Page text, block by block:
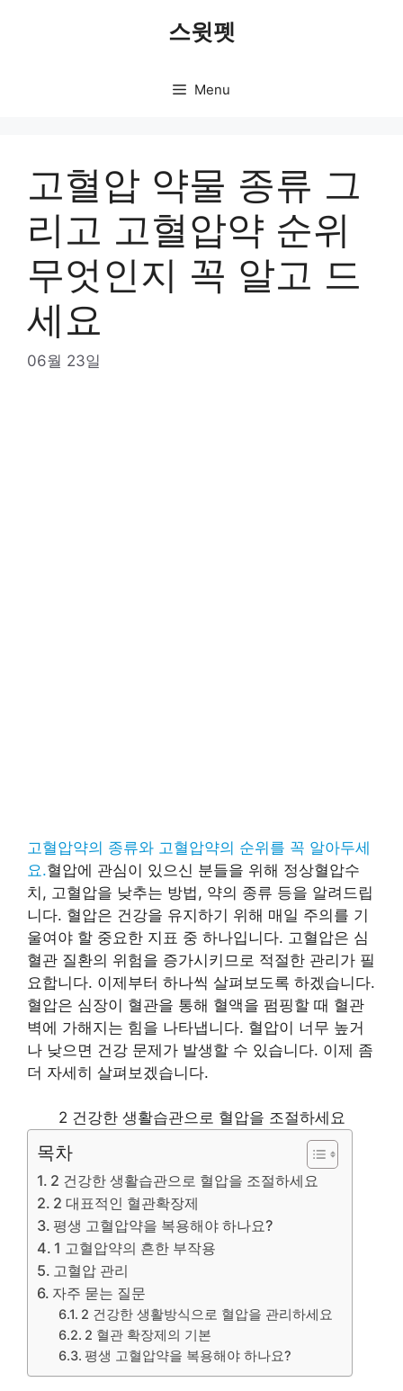
스윗펫
Menu
고혈압 약물 종류 그
리고 고혈압약 순위
무엇인지 꼭 알고 드
세요
06월 23일
고혈압약의 종류와 고혈압약의 순위를 꼭 알아두세
요.혈압에 관심이 있으신 분들을 위해 정상혈압수
치, 고혈압을 낮추는 방법, 약의 종류 등을 알려드립
니다. 혈압은 건강을 유지하기 위해 매일 주의를 기
울여야 할 중요한 지표 중 하나입니다. 고혈압은 심
혈관 질환의 위험을 증가시키므로 적절한 관리가 필
요합니다. 이제부터 하나씩 살펴보도록 하겠습니다.
혈압은 심장이 혈관을 통해 혈액을 펌핑할 때 혈관
벽에 가해지는 힘을 나타냅니다. 혈압이 너무 높거
나 낮으면 건강 문제가 발생할 수 있습니다. 이제 좀
더 자세히 살펴보겠습니다.
2 건강한 생활습관으로 혈압을 조절하세요
목차
2 건강한 생활습관으로 혈압을 조절하세요
2 대표적인 혈관확장제
평생 고혈압약을 복용해야 하나요?
1 고혈압약의 흔한 부작용
고혈압 관리
자주 묻는 질문
2 건강한 생활방식으로 혈압을 관리하세요
2 혈관 확장제의 기본
평생 고혈압약을 복용해야 하나요?